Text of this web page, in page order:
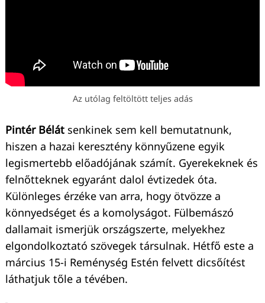
Az utólag feltöltött teljes adás
Pintér Bélát senkinek sem kell bemutatnunk,
hiszen a hazai keresztény könnyűzene egyik
legismertebb előadójának számít. Gyerekeknek és
felnőtteknek egyaránt dalol évtizedek óta.
Különleges érzéke van arra, hogy ötvözze a
könnyedséget és a komolyságot. Fülbemászó
dallamait ismerjük országszerte, melyekhez
elgondolkoztató szövegek társulnak. Hétfő este a
március 15-i Reménység Estén felvett dicsőítést
láthatjuk tőle a tévében.